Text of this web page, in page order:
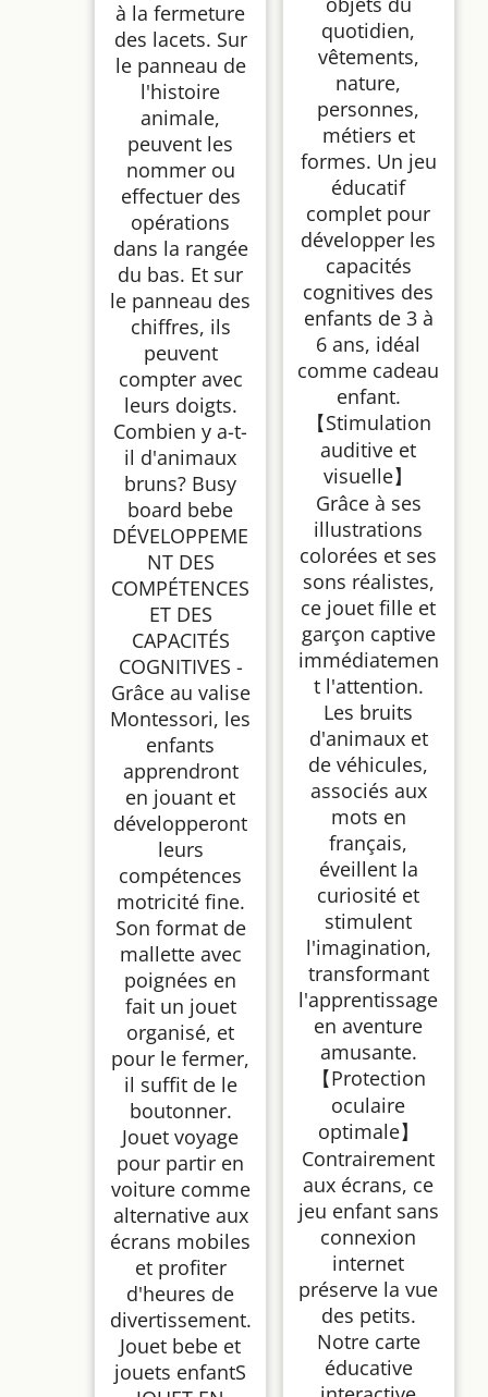
à la fermeture
des lacets. Sur
le panneau de
l'histoire
animale,
peuvent les
nommer ou
effectuer des
opérations
dans la rangée
du bas. Et sur
le panneau des
chiffres, ils
peuvent
compter avec
leurs doigts.
Combien y a-t-
il d'animaux
bruns? Busy
board bebe
DÉVELOPPEME
NT DES
COMPÉTENCES
ET DES
CAPACITÉS
COGNITIVES -
Grâce au valise
Montessori, les
enfants
apprendront
en jouant et
développeront
leurs
compétences
motricité fine.
Son format de
mallette avec
poignées en
fait un jouet
organisé, et
pour le fermer,
il suffit de le
boutonner.
Jouet voyage
pour partir en
voiture comme
alternative aux
écrans mobiles
et profiter
d'heures de
divertissement.
Jouet bebe et
jouets enfantS
quotidien,
vêtements,
nature,
personnes,
métiers et
formes. Un jeu
éducatif
complet pour
développer les
capacités
cognitives des
enfants de 3 à
6 ans, idéal
comme cadeau
enfant.
【Stimulation
auditive et
visuelle】
Grâce à ses
illustrations
colorées et ses
sons réalistes,
ce jouet fille et
garçon captive
immédiatemen
t l'attention.
Les bruits
d'animaux et
de véhicules,
associés aux
mots en
français,
éveillent la
curiosité et
stimulent
l'imagination,
transformant
l'apprentissage
en aventure
amusante.
【Protection
oculaire
optimale】
Contrairement
aux écrans, ce
jeu enfant sans
connexion
internet
préserve la vue
des petits.
Notre carte
éducative